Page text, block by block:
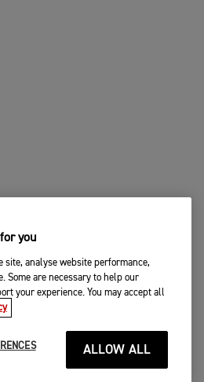
you
site, analyse website performance,
Some are necessary to help our
your experience. You may accept all
ALLOW ALL